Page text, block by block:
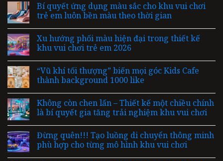
Bí quyết ứng dụng màu sắc cho khu vui chơi
trẻ em luôn bền màu theo thời gian
Xu hướng phối màu hiện đại trong thiết kế
khu vui chơi trẻ em 2026
“Vũ khí tối thượng” biến mọi góc Kids Cafe
thành background 1000 like
Không còn chen lấn – Thiết kế một chiều chính
là bí quyết gia tăng trải nghiệm khu vui chơi
Đừng quên!!! Tạo luồng di chuyển thông minh
phù hợp cho từng mô hình khu vui chơi